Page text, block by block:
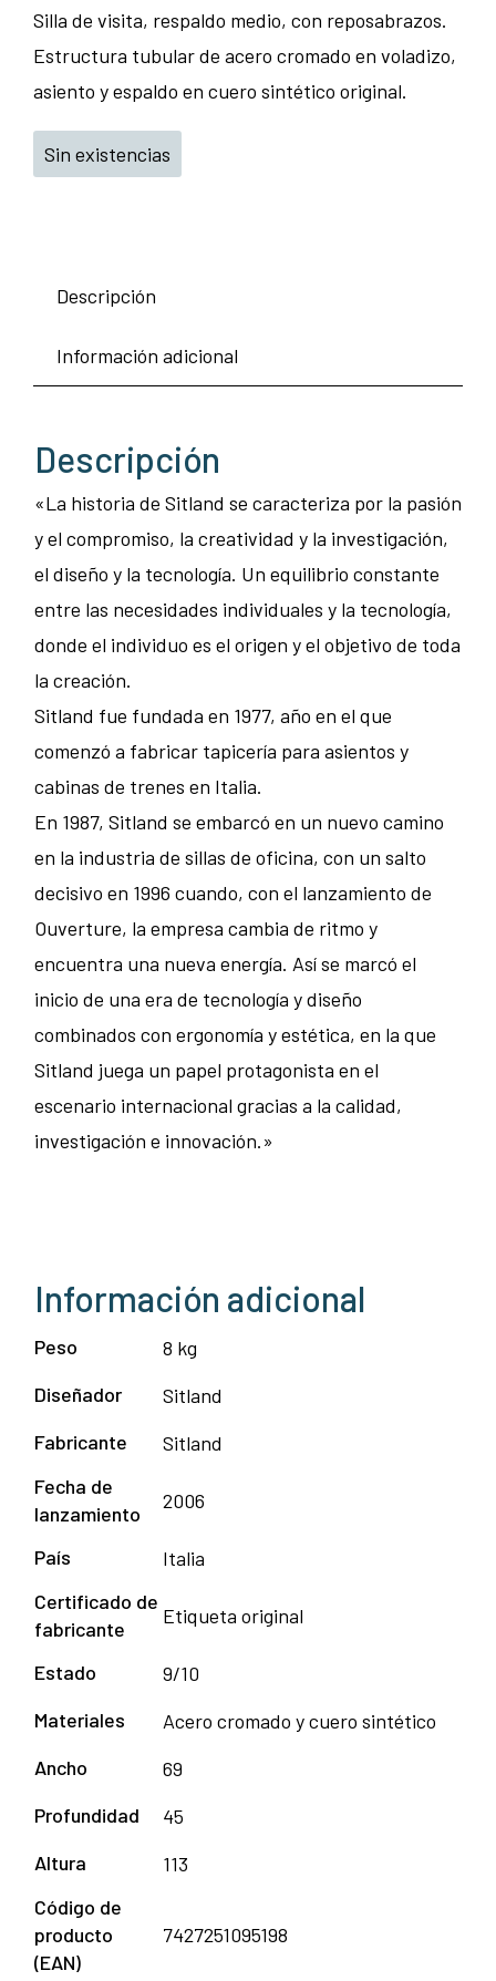
Silla de visita, respaldo medio, con reposabrazos.
Estructura tubular de acero cromado en voladizo,
asiento y espaldo en cuero sintético original.
Sin existencias
Descripción
Información adicional
Descripción
«La historia de Sitland se caracteriza por la pasión
y el compromiso, la creatividad y la investigación,
el diseño y la tecnología. Un equilibrio constante
entre las necesidades individuales y la tecnología,
donde el individuo es el origen y el objetivo de toda
la creación.
Sitland fue fundada en 1977, año en el que
comenzó a fabricar tapicería para asientos y
cabinas de trenes en Italia.
En 1987, Sitland se embarcó en un nuevo camino
en la industria de sillas de oficina, con un salto
decisivo en 1996 cuando, con el lanzamiento de
Ouverture, la empresa cambia de ritmo y
encuentra una nueva energía. Así se marcó el
inicio de una era de tecnología y diseño
combinados con ergonomía y estética, en la que
Sitland juega un papel protagonista en el
escenario internacional gracias a la calidad,
investigación e innovación.»
Información adicional
Peso
8 kg
Diseñador
Sitland
Fabricante
Sitland
Fecha de
lanzamiento
2006
País
Italia
Certificado de
fabricante
Etiqueta original
Estado
9/10
Materiales
Acero cromado y cuero sintético
Ancho
69
Profundidad
45
Altura
113
Código de
producto
(EAN)
7427251095198